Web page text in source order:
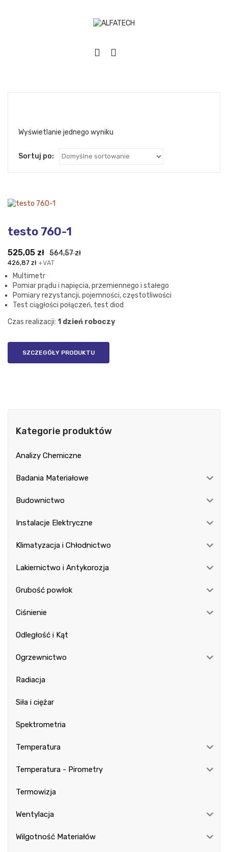
Wyświetlanie jednego wyniku
Sortuj po:
testo 760-1
564,57zł
564,57 zł.
525,05 zł
525,05 zł.
426,87 zł +VAT
Multimetr
Pomiar prądu i napięcia, przemiennego i stałego
Pomiary rezystancji, pojemności, częstotliwości
Test ciągłości połączeń, test diod
Czas realizacji: 1 dzień roboczy
SZCZEGÓŁY PRODUKTU
Kategorie produktów
Analizy Chemiczne
Badania Materiałowe
Budownictwo
Instalacje Elektryczne
Klimatyzacja i Chłodnictwo
Lakiernictwo i Antykorozja
Grubość powłok
Ciśnienie
Odległość i Kąt
Ogrzewnictwo
Radiacja
Siła i ciężar
Spektrometria
Temperatura
Temperatura - Pirometry
Termowizja
Wentylacja
Wilgotność Materiałów